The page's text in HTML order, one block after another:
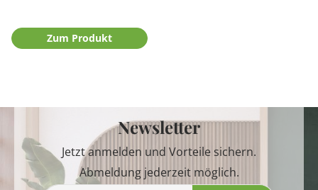
Zum Produkt
Newsletter
Jetzt anmelden und Vorteile sichern.
Abmeldung jederzeit möglich.